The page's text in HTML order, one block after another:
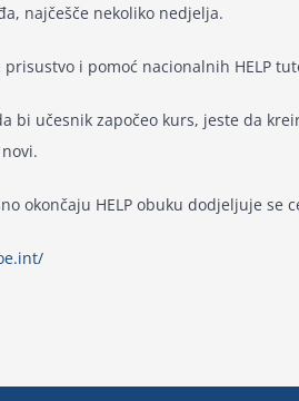
najčešče nekoliko nedjelja.
prisustvo i pomoć nacionalnih HELP
bi učesnik započeo kurs, jeste da
okončaju HELP obuku dodjeljuje